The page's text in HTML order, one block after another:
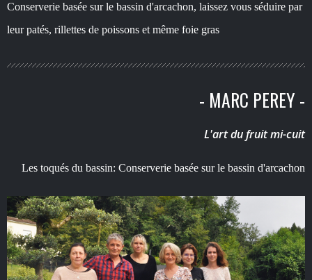
Conserverie basée sur le bassin d'arcachon, laissez vous séduire par
leur patés, rillettes de poissons et même foie gras
- MARC PEREY -
L'art du fruit mi-cuit
Les toqués du bassin: Conserverie basée sur le bassin d'arcachon